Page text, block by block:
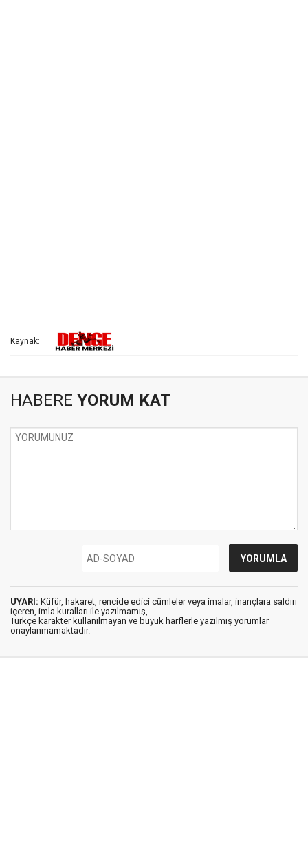
Kaynak:
HABERE YORUM KAT
UYARI: Küfür, hakaret, rencide edici cümleler veya imalar, inançlara saldırı
içeren, imla kuralları ile yazılmamış,
Türkçe karakter kullanılmayan ve büyük harflerle yazılmış yorumlar
onaylanmamaktadır.